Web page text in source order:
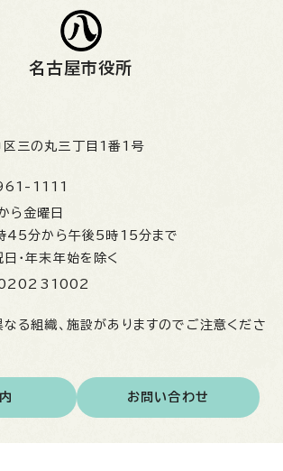
名古屋市役所
区三の丸三丁目1番1号
1111
ら金曜日
45分から午後5時15分まで
日・年末年始を除く
る組織、施設がありますのでご注意くださ
お問い合わせ